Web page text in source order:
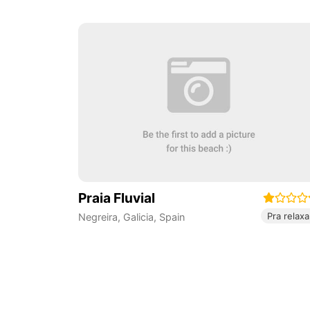
Praia Fluvial
Negreira, Galicia, Spain Pra